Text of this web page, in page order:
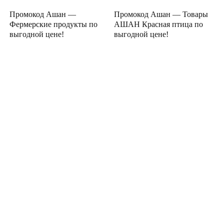
Промокод Ашан —
Фермерские продукты по
выгодной цене!
Промокод Ашан — Товары
АШАН Красная птица по
выгодной цене!